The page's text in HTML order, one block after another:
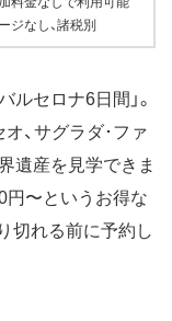
ジなし、諸税別
ルセロナ6日間」。
、サグラダ･ファ
遺産を見学できま
円〜というお得な
切れる前に予約し